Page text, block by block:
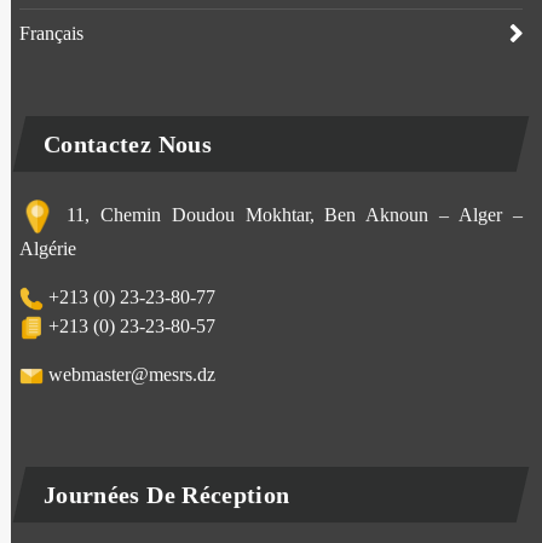
Français
Contactez Nous
11, Chemin Doudou Mokhtar, Ben Aknoun – Alger –
Algérie
+213 (0) 23-23-80-77
+213 (0) 23-23-80-57
webmaster@mesrs.dz
Journées De Réception